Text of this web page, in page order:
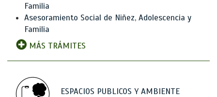
Familia
Asesoramiento Social de Niñez, Adolescencia y
Familia
MÁS TRÁMITES
ESPACIOS PUBLICOS Y AMBIENTE